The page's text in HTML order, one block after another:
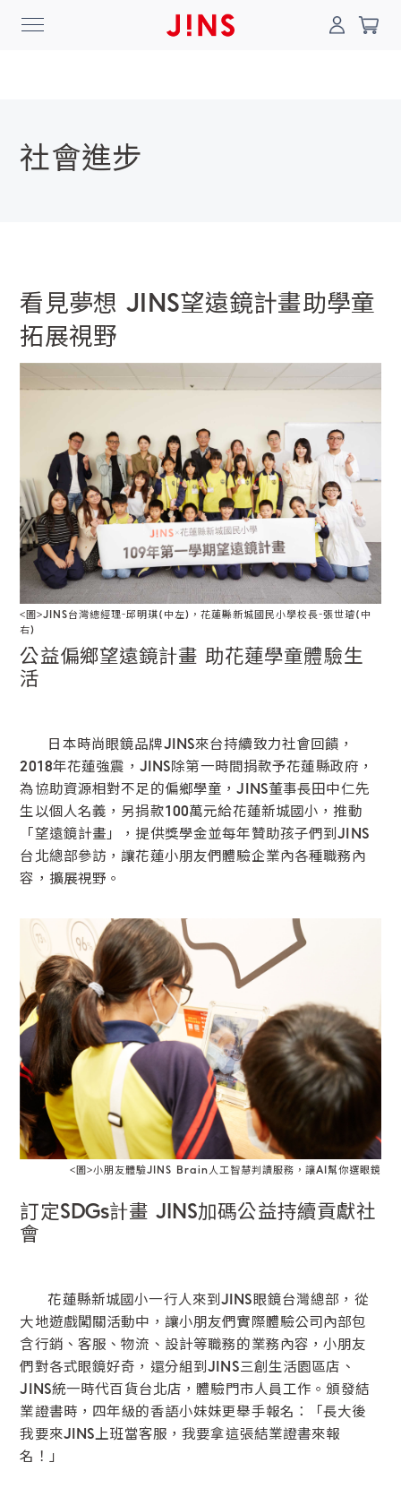
登入/註冊
Collection
線上商城
Online Shop
鏡片說明
Lens
常見問題
FAQ
社會進步
看見夢想 JINS望遠鏡計畫助學童
拓展視野
<圖>JINS台灣總經理-邱明琪(中左)，花蓮縣新城國民小學校長-張世璿(中
右)
公益偏鄉望遠鏡計畫 助花蓮學童體驗生
活
日本時尚眼鏡品牌JINS來台持續致力社會回饋，
2018年花蓮強震，JINS除第一時間捐款予花蓮縣政府，
為協助資源相對不足的偏鄉學童，JINS董事長田中仁先
生以個人名義，另捐款100萬元給花蓮新城國小，推動
「望遠鏡計畫」，提供獎學金並每年贊助孩子們到JINS
台北總部參訪，讓花蓮小朋友們體驗企業內各種職務內
容，擴展視野。
<圖>小朋友體驗JINS Brain人工智慧判讀服務，讓AI幫你選眼鏡
訂定SDGs計畫 JINS加碼公益持續貢獻社
會
花蓮縣新城國小一行人來到JINS眼鏡台灣總部，從
大地遊戲闖關活動中，讓小朋友們實際體驗公司內部包
含行銷、客服、物流、設計等職務的業務內容，小朋友
們對各式眼鏡好奇，還分組到JINS三創生活園區店、
JINS統一時代百貨台北店，體驗門市人員工作。頒發結
業證書時，四年級的香語小妹妹更舉手報名：「長大後
我要來JINS上班當客服，我要拿這張結業證書來報
名！」